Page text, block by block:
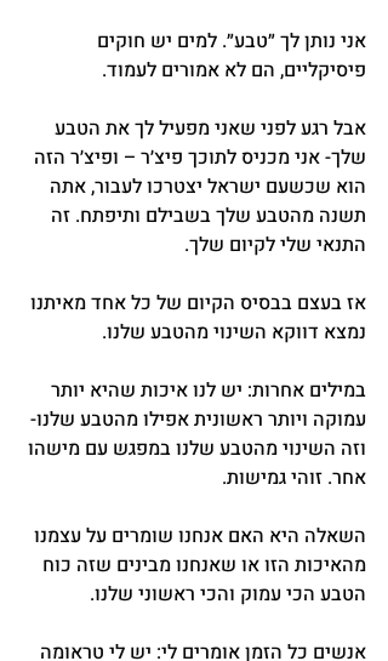
אני נותן לך ״טבע״. למים יש חוקים
פיסיקליים, הם לא אמורים לעמוד.
אבל רגע לפני שאני מפעיל לך את הטבע
שלך- אני מכניס לתוכך פיצ׳ר – ופיצ׳ר הזה
הוא שכשעם ישראל יצטרכו לעבור, אתה
תשנה מהטבע שלך בשבילם ותיפתח. זה
התנאי שלי לקיום שלך.
אז בעצם בבסיס הקיום של כל אחד מאיתנו
נמצא דווקא השינוי מהטבע שלנו.
במילים אחרות: יש לנו איכות שהיא יותר
עמוקה ויותר ראשונית אפילו מהטבע שלנו-
וזה השינוי מהטבע שלנו במפגש עם מישהו
אחר. זוהי גמישות.
השאלה היא האם אנחנו שומרים על עצמנו
מהאיכות הזו או שאנחנו מבינים שזה כוח
הטבע הכי עמוק והכי ראשוני שלנו.
אנשים כל הזמן אומרים לי: יש לי טראומה